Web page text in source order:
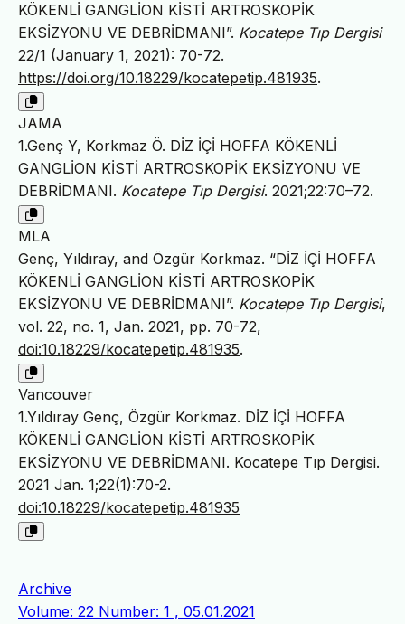
KÖKENLİ GANGLİON KİSTİ ARTROSKOPİK
EKSİZYONU VE DEBRİDMANI”. Kocatepe Tıp Dergisi
22/1 (January 1, 2021): 70-72.
https://doi.org/10.18229/kocatepetip.481935.
JAMA
1.Genç Y, Korkmaz Ö. DİZ İÇİ HOFFA KÖKENLİ
GANGLİON KİSTİ ARTROSKOPİK EKSİZYONU VE
DEBRİDMANI. Kocatepe Tıp Dergisi. 2021;22:70–72.
MLA
Genç, Yıldıray, and Özgür Korkmaz. “DİZ İÇİ HOFFA
KÖKENLİ GANGLİON KİSTİ ARTROSKOPİK
EKSİZYONU VE DEBRİDMANI”. Kocatepe Tıp Dergisi,
vol. 22, no. 1, Jan. 2021, pp. 70-72,
doi:10.18229/kocatepetip.481935.
Vancouver
1.Yıldıray Genç, Özgür Korkmaz. DİZ İÇİ HOFFA
KÖKENLİ GANGLİON KİSTİ ARTROSKOPİK
EKSİZYONU VE DEBRİDMANI. Kocatepe Tıp Dergisi.
2021 Jan. 1;22(1):70-2.
doi:10.18229/kocatepetip.481935
Archive
Volume: 22 Number: 1 , 05.01.2021